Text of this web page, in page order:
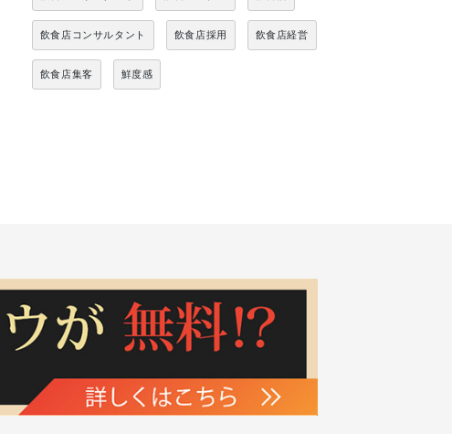
飲食店コンサルタント 飲食店採用 飲食店経営
飲食店集客 鮮度感